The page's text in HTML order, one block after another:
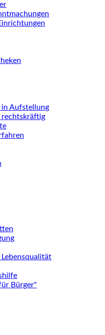
in Aufstellung
rechtskräftig
Bürger"